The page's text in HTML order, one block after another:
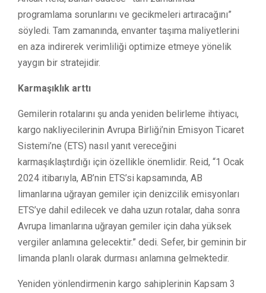
programlama sorunlarını ve gecikmeleri artıracağını”
söyledi. Tam zamanında, envanter taşıma maliyetlerini
en aza indirerek verimliliği optimize etmeye yönelik
yaygın bir stratejidir.
Karmaşıklık arttı
Gemilerin rotalarını şu anda yeniden belirleme ihtiyacı,
kargo nakliyecilerinin Avrupa Birliği’nin Emisyon Ticaret
Sistemi’ne (ETS) nasıl yanıt vereceğini
karmaşıklaştırdığı için özellikle önemlidir. Reid, “1 Ocak
2024 itibarıyla, AB’nin ETS’si kapsamında, AB
limanlarına uğrayan gemiler için denizcilik emisyonları
ETS’ye dahil edilecek ve daha uzun rotalar, daha sonra
Avrupa limanlarına uğrayan gemiler için daha yüksek
vergiler anlamına gelecektir.” dedi. Sefer, bir geminin bir
limanda planlı olarak durması anlamına gelmektedir.
Yeniden yönlendirmenin kargo sahiplerinin Kapsam 3